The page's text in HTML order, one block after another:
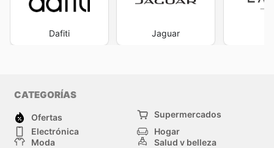
Dafiti Jaguar
CATEGORÍAS
Ofertas
Supermercados
Electrónica
Hogar
Moda
Salud y belleza